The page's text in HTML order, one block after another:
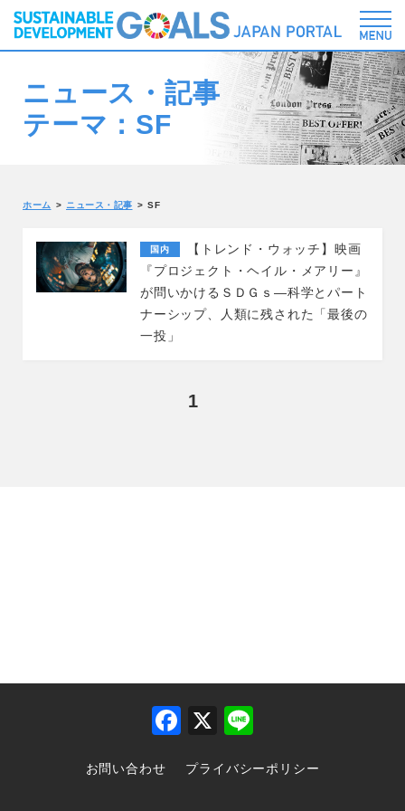
ニュース・記事
テーマ：SF
ホーム ニュース・記事 SF
国内
【トレンド・ウォッチ】映画
『プロジェクト・ヘイル・メアリー』
が問いかけるＳＤＧｓ―科学とパート
ナーシップ、人類に残された「最後の
一投」
1
F
c
X
e
お問い合わせ プライバシーポリシー